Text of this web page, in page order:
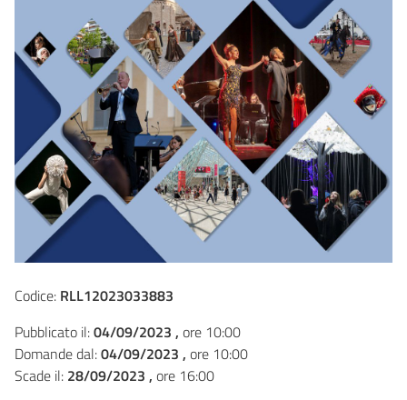
Codice: RLL12023033883
Pubblicato il:04/09/2023 , ore 10:00
Domande dal:04/09/2023 , ore 10:00
Scade il: 28/09/2023 , ore 16:00